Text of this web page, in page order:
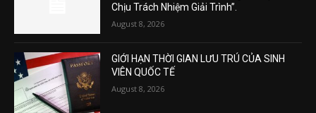
Chịu Trách Nhiệm Giải Trình”.
August 8, 2026
GIỚI HẠN THỜI GIAN LƯU TRÚ CỦA SINH
VIÊN QUỐC TẾ
August 8, 2026